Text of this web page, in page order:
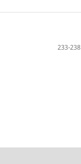
233-238